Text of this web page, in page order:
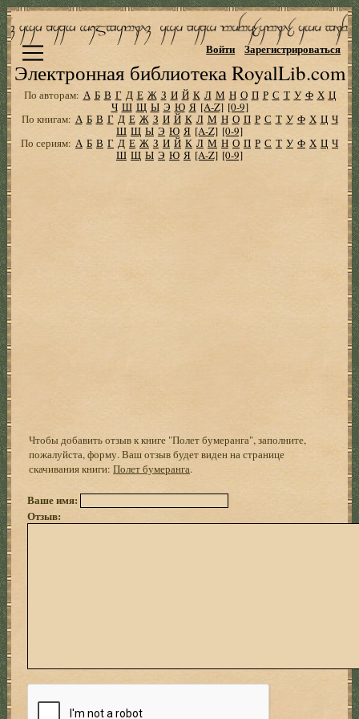
Электронная библиотека RoyalLib.com
Войти Зарегистрироваться
По авторам: А Б В Г Д Е Ж З И Й К Л М Н О П Р С Т У Ф Х Ц
Ч Ш Щ Ы Э Ю Я [A-Z] [0-9]
По книгам: А Б В Г Д Е Ж З И Й К Л М Н О П Р С Т У Ф Х Ц Ч
Ш Щ Ы Э Ю Я [A-Z] [0-9]
По сериям: А Б В Г Д Е Ж З И Й К Л М Н О П Р С Т У Ф Х Ц Ч
Ш Щ Ы Э Ю Я [A-Z] [0-9]
Чтобы добавить отзыв к книге "Полет бумеранга", заполните,
пожалуйста, форму. Ваш отзыв будет виден на странице
скачивания книги:Полет бумеранга.
Ваше имя:
Отзыв: